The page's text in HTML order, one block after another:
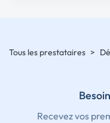
Tous les prestataires >
Recevez vos